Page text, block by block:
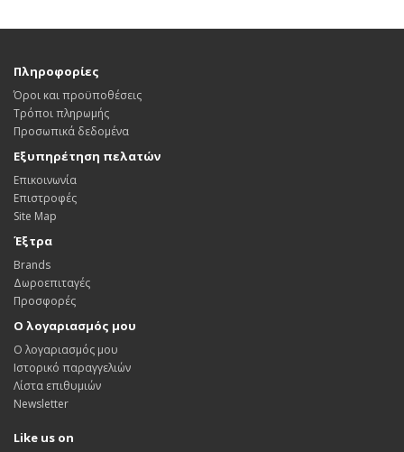
Πληροφορίες
Όροι και προϋποθέσεις
Τρόποι πληρωμής
Προσωπικά δεδομένα
Εξυπηρέτηση πελατών
Επικοινωνία
Επιστροφές
Site Map
Έξτρα
Brands
Δωροεπιταγές
Προσφορές
Ο λογαριασμός μου
Ο λογαριασμός μου
Ιστορικό παραγγελιών
Λίστα επιθυμιών
Newsletter
Like us on